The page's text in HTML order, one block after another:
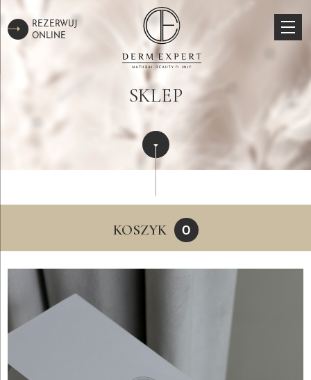
REZERWUJ
ONLINE
SKLEP
KOSZYK 0